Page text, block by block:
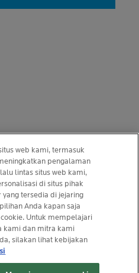
& PILIH
web kami, termasuk
pengalaman
lintas situs web kami,
di situs pihak
tersedia di jejaring
Anda kapan saja
Untuk mempelajari
kami dan mitra kami
silakan lihat kebijakan